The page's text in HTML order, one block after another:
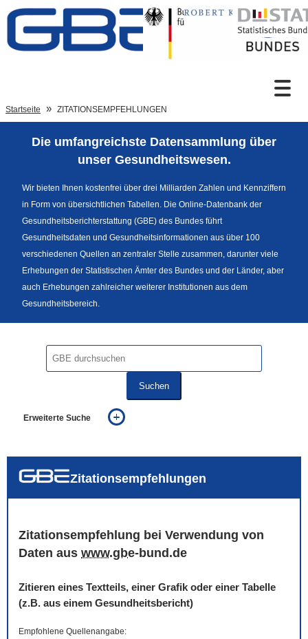
Zum Inhalt
Sprachumschaltung
Fußzeile
Startseite ZITATIONSEMPFEHLUNGEN
Die umfangreichste Datensammlung über
unser Gesundheitswesen.
Wir bieten Ihnen kostenfrei über drei Milliarden Zahlen und Kennziffern
in Form von übersichtlichen Tabellen. Die Online-Datenbank der
Gesundheitsberichterstattung (GBE) des Bundes führt
Gesundheitsdaten und Gesundheitsinformationen aus über 100
verschiedenen Quellen an zentraler Stelle zusammen, darunter viele
Erhebungen der Statistischen Ämter des Bundes und der Länder, aber
auch Erhebungen zahlreicher weiterer Institutionen aus dem
Gesundheitsbereich.
Suchen
Erweiterte Suche
auch in allen Texten suchen (Volltextsuche)
Zitationsempfehlungen
Zitationsempfehlung bei Verwendung von
Daten aus www.gbe-bund.de
Zitieren eines Textteils, einer Grafik oder einer Tabelle
(z.B. aus einem Gesundheitsbericht)
Empfohlene Quellenangabe: